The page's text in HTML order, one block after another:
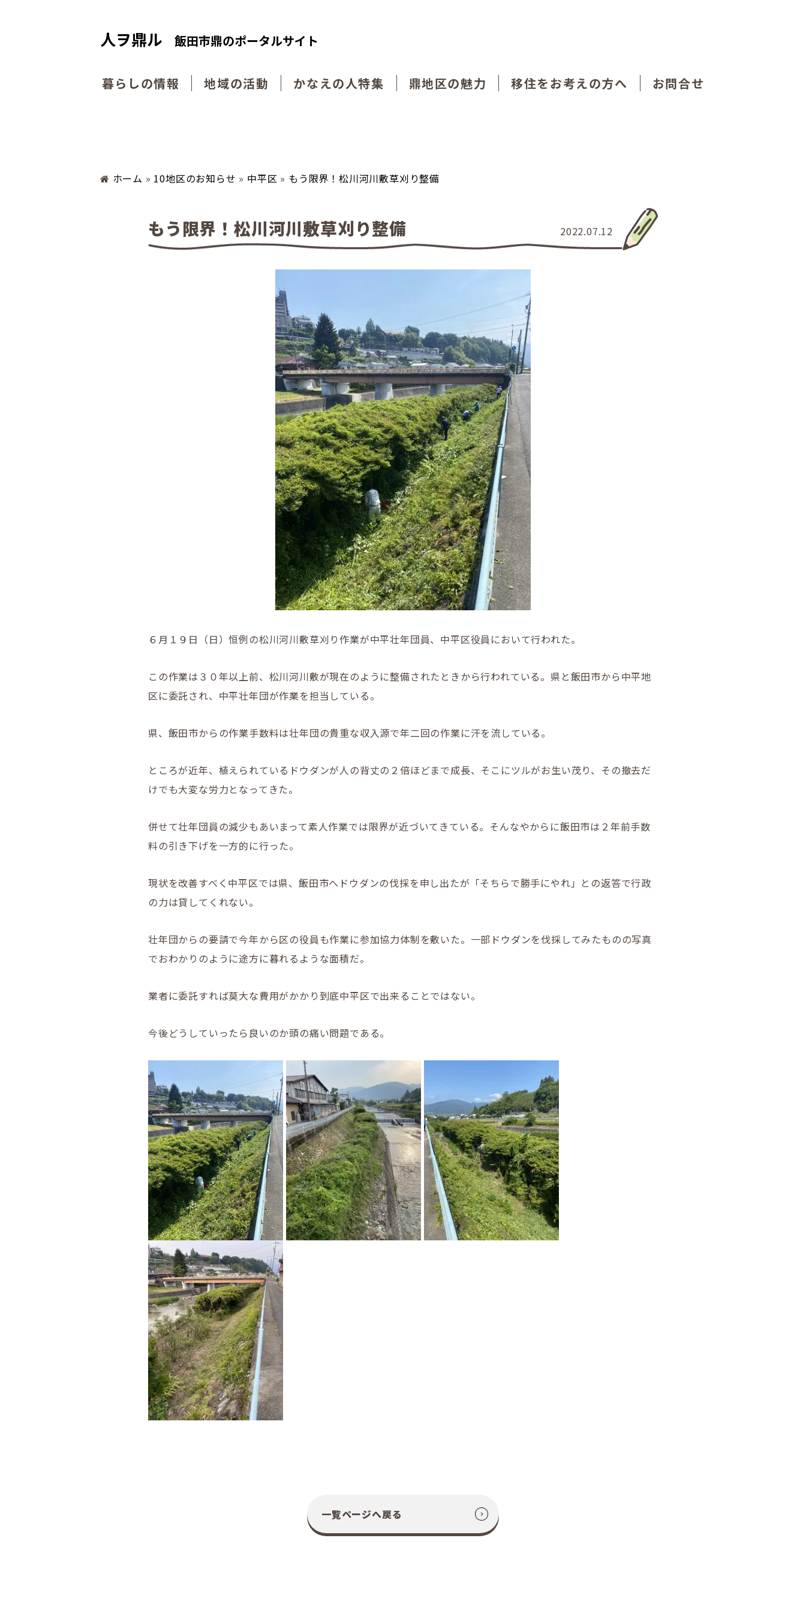
人ヲ鼎ル 飯田市鼎のポータルサイト
暮らしの情報 地域の活動 かなえの人特集 鼎地区の魅力 移住をお考えの方へ お問合せ
ホーム » 10地区のお知らせ » 中平区 » もう限界！松川河川敷草刈り整備
2022.07.12
もう限界！松川河川敷草刈り整備
６月１９日（日）恒例の松川河川敷草刈り作業が中平壮年団員、中平区役員において行われた。
この作業は３０年以上前、松川河川敷が現在のように整備されたときから行われている。県と飯田市から中平地
区に委託され、中平壮年団が作業を担当している。
県、飯田市からの作業手数料は壮年団の貴重な収入源で年二回の作業に汗を流している。
ところが近年、植えられているドウダンが人の背丈の２倍ほどまで成長、そこにツルがお生い茂り、その撤去だ
けでも大変な労力となってきた。
併せて壮年団員の減少もあいまって素人作業では限界が近づいてきている。そんなやからに飯田市は２年前手数
料の引き下げを一方的に行った。
現状を改善すべく中平区では県、飯田市へドウダンの伐採を申し出たが「そちらで勝手にやれ」との返答で行政
の力は貸してくれない。
壮年団からの要請で今年から区の役員も作業に参加協力体制を敷いた。一部ドウダンを伐採してみたものの写真
でおわかりのように途方に暮れるような面積だ。
業者に委託すれば莫大な費用がかかり到底中平区で出来ることではない。
今後どうしていったら良いのか頭の痛い問題である。
一覧ページへ戻る